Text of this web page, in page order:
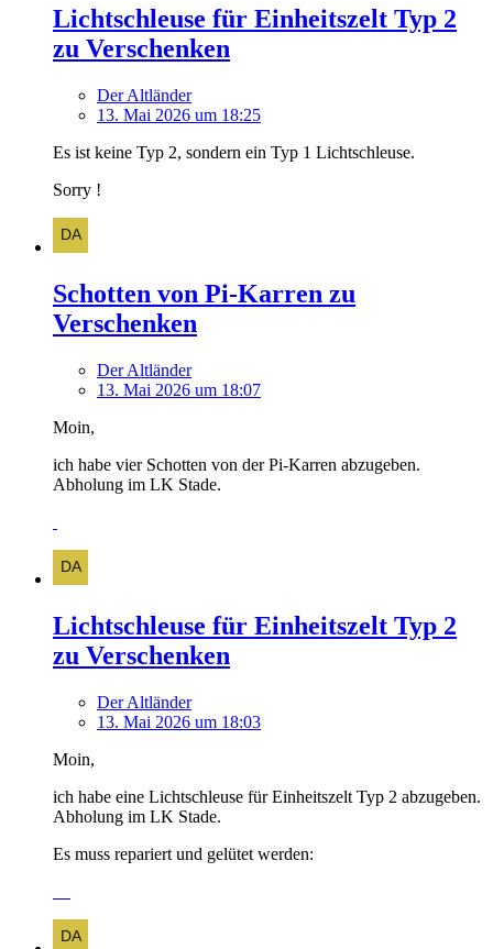
Lichtschleuse für Einheitszelt Typ 2
zu Verschenken
Der Altländer
13. Mai 2026 um 18:25
Es ist keine Typ 2, sondern ein Typ 1 Lichtschleuse.
Sorry !
Schotten von Pi-Karren zu
Verschenken
Der Altländer
13. Mai 2026 um 18:07
Moin,
ich habe vier Schotten von der Pi-Karren abzugeben.
Abholung im LK Stade.
Lichtschleuse für Einheitszelt Typ 2
zu Verschenken
Der Altländer
13. Mai 2026 um 18:03
Moin,
ich habe eine Lichtschleuse für Einheitszelt Typ 2 abzugeben.
Abholung im LK Stade.
Es muss repariert und gelütet werden: